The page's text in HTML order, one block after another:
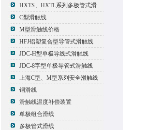
HXTS、HXTL系列多极管式滑触线报价
C型滑触线
M型滑触线价格
HFJ铝塑复合型导管式滑触线
JDC-H型单极导线式滑触线
JDC-8字型单极导管式滑触线
上海C型、M型系列安全滑触线
铜滑线
滑触线温度补偿装置
单极组合滑线
多极管式滑线